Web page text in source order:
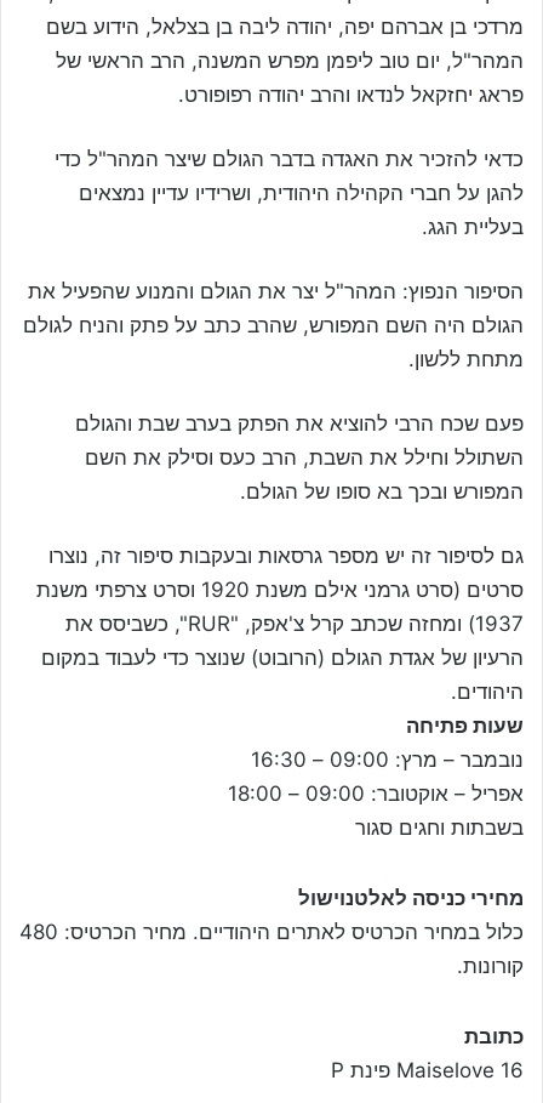
מרדכי בן אברהם יפה, יהודה ליבה בן בצלאל, הידוע בשם
המהר"ל, יום טוב ליפמן מפרש המשנה, הרב הראשי של
פראג יחזקאל לנדאו והרב יהודה רפופורט.
כדאי להזכיר את האגדה בדבר הגולם שיצר המהר"ל כדי
להגן על חברי הקהילה היהודית, ושרידיו עדיין נמצאים
בעליית הגג.
הסיפור הנפוץ: המהר"ל יצר את הגולם והמנוע שהפעיל את
הגולם היה השם המפורש, שהרב כתב על פתק והניח לגולם
מתחת ללשון.
פעם שכח הרבי להוציא את הפתק בערב שבת והגולם
השתולל וחילל את השבת, הרב כעס וסילק את השם
המפורש ובכך בא סופו של הגולם.
גם לסיפור זה יש מספר גרסאות ובעקבות סיפור זה, נוצרו
סרטים (סרט גרמני אילם משנת 1920 וסרט צרפתי משנת
1937) ומחזה שכתב קרל צ'אפק, "RUR", כשביסס את
הרעיון של אגדת הגולם (הרובוט) שנוצר כדי לעבוד במקום
היהודים.
שעות פתיחה
נובמבר – מרץ: 09:00 – 16:30
אפריל – אוקטובר: 09:00 – 18:00
בשבתות וחגים סגור
מחירי כניסה לאלטנוישול
כלול במחיר הכרטיס לאתרים היהודיים. מחיר הכרטיס: 480
קורונות.
כתובת
Maiselove 16 פינת P